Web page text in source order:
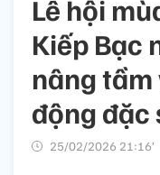
Lễ hội
Kiếp Bạc
nâng
động đặc
25/02/2026 21:16’